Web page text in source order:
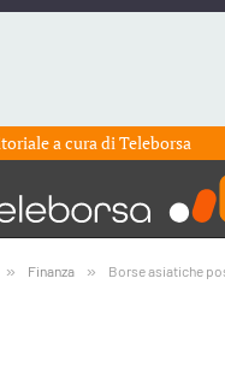
a cura diTeleborsa
» Finanza » Borse asiatiche positive